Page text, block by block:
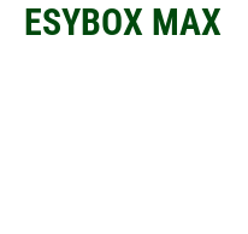
ESYBOX MAX